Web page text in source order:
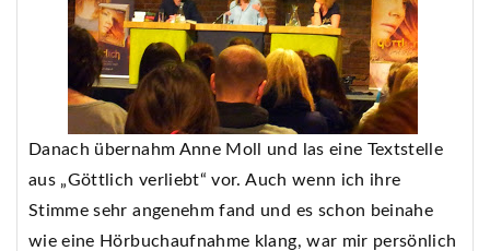
Danach übernahm Anne Moll und las eine Textstelle
aus „Göttlich verliebt“ vor. Auch wenn ich ihre
Stimme sehr angenehm fand und es schon beinahe
wie eine Hörbuchaufnahme klang, war mir persönlich